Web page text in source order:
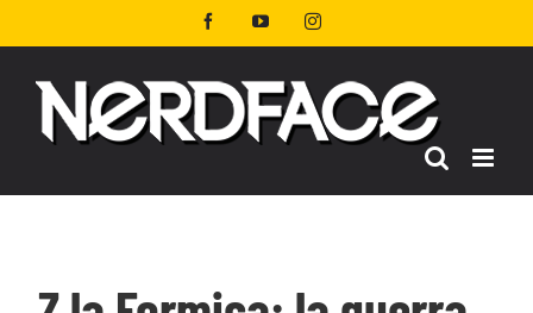
al
FacebookYouTubeInstagram